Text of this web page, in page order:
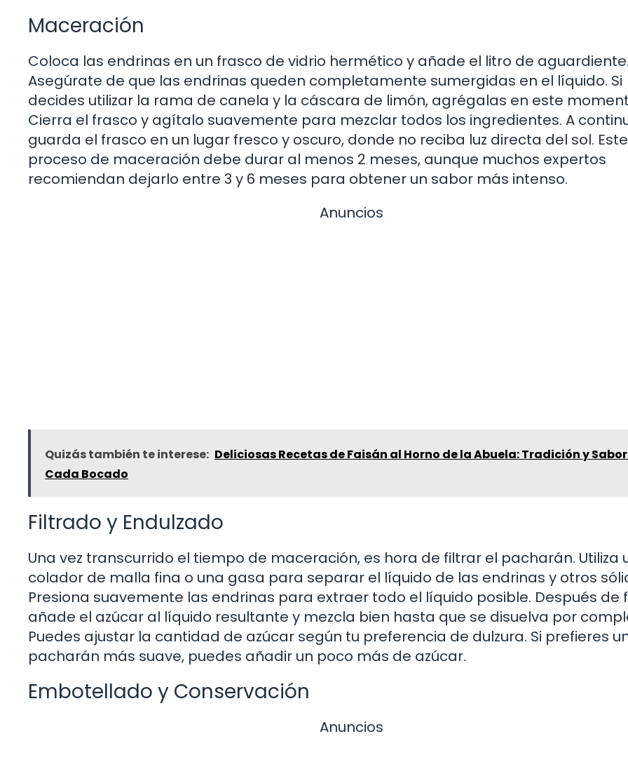
Maceración
Coloca las endrinas en un frasco de vidrio hermético y añade el litro de aguardiente.
Asegúrate de que las endrinas queden completamente sumergidas en el líquido. Si
decides utilizar la rama de canela y la cáscara de limón, agrégalas en este
Cierra el frasco y agítalo suavemente para mezclar todos los ingredientes. A
guarda el frasco en un lugar fresco y oscuro, donde no reciba luz directa del sol. Este
proceso de maceración debe durar al menos 2 meses, aunque muchos expertos
recomiendan dejarlo entre 3 y 6 meses para obtener un sabor más intenso.
Anuncios
Quizás también te interese: Deliciosas Recetas de Faisán al Horno de la Abuela: Tradición y
Cada Bocado
Filtrado y Endulzado
Una vez transcurrido el tiempo de maceración, es hora de filtrar el pacharán. Utiliza
colador de malla fina o una gasa para separar el líquido de las endrinas y otros
Presiona suavemente las endrinas para extraer todo el líquido posible. Después de
añade el azúcar al líquido resultante y mezcla bien hasta que se disuelva por
Puedes ajustar la cantidad de azúcar según tu preferencia de dulzura. Si prefieres
pacharán más suave, puedes añadir un poco más de azúcar.
Embotellado y Conservación
Anuncios